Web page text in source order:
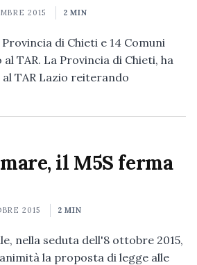
2015 2 MIN
di Chieti e 14 Comuni
TAR. La Provincia di Chieti, ha
TAR Lazio reiterando
il M5S ferma
2015 2 MIN
nella seduta dell'8 ottobre 2015,
la proposta di legge alle